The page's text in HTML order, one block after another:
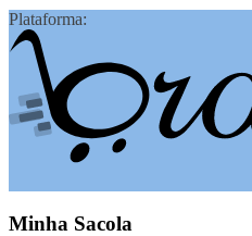
Plataforma:
Minha Sacola